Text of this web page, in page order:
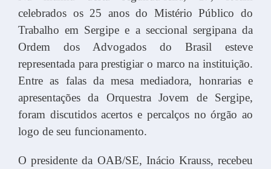
celebrados os 25 anos do Mistério Público do
Trabalho em Sergipe e a seccional sergipana da
Ordem dos Advogados do Brasil esteve
representada para prestigiar o marco na instituição.
Entre as falas da mesa mediadora, honrarias e
apresentações da Orquestra Jovem de Sergipe,
foram discutidos acertos e percalços no órgão ao
logo de seu funcionamento.
O presidente da OAB/SE, Inácio Krauss, recebeu